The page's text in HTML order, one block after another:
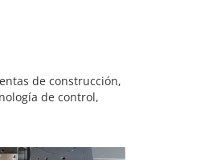
de construcción,
de control,